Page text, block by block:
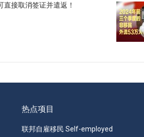
接取消签证并遣返！
热点项目
联邦自雇移民 Self-employed